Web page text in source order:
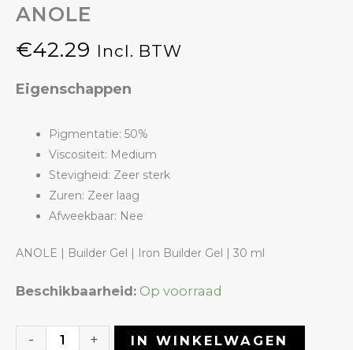
ANOLE
€42.29 Incl. BTW
Eigenschappen
Pigmentatie: 50%
Viscositeit: Medium
Stevigheid: Zeer sterk
Zuren: Zeer laag
Afweekbaar: Nee
ANOLE | Builder Gel | Iron Builder Gel | 30 ml
Beschikbaarheid: Op voorraad
-
Iron
Gel
+ IN WINKELWAGEN